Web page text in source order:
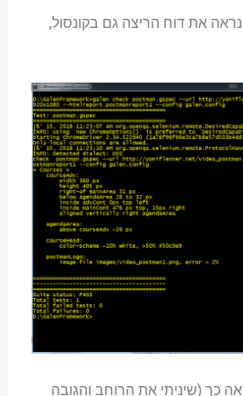
את דוח הריצה גם בקונסול,
כך (שיניתי את הרוחב והגובה